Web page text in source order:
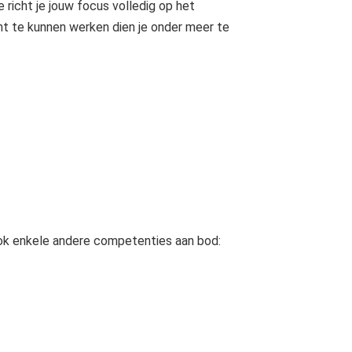
richt je jouw focus volledig op het
te kunnen werken dien je onder meer te
enkele andere competenties aan bod: